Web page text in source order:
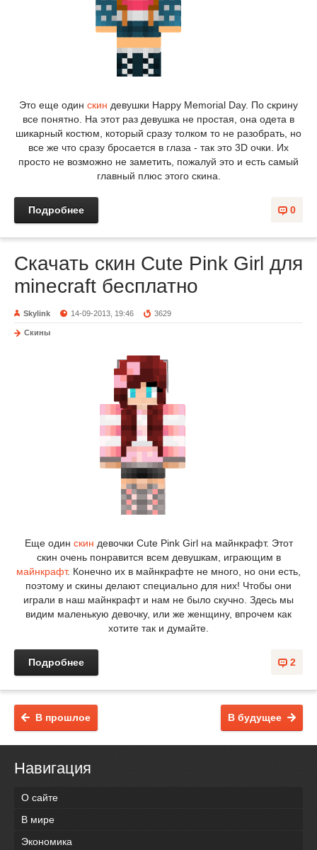
Это еще один скин девушки Happy Memorial Day. По скрину
все понятно. На этот раз девушка не простая, она одета в
шикарный костюм, который сразу толком то не разобрать, но
все же что сразу бросается в глаза - так это 3D очки. Их
просто не возможно не заметить, пожалуй это и есть самый
главный плюс этого скина.
0
Подробнее
Скачать скин Cute Pink Girl для
minecraft бесплатно
Skylink 14-09-2013, 19:46 3629
Скины
Еще один скин девочки Cute Pink Girl на майнкрафт. Этот
скин очень понравится всем девушкам, играющим в
майнкрафт. Конечно их в майнкрафте не много, но они есть,
поэтому и скины делают специально для них! Чтобы они
играли в наш майнкрафт и нам не было скучно. Здесь мы
видим маленькую девочку, или же женщину, впрочем как
хотите так и думайте.
2
Подробнее
В будущее
В прошлое
Навигация
О сайте
В мире
Экономика